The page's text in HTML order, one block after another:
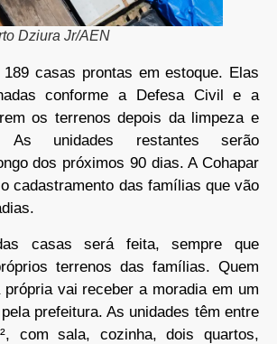
Dziura Jr/AEN
189 casas prontas em estoque. Elas
conforme a Defesa Civil e a
os terrenos depois da limpeza e
As unidades restantes serão
dos próximos 90 dias. A Cohapar
cadastramento das famílias que vão
casas será feita, sempre que
terrenos das famílias. Quem
própria vai receber a moradia em um
prefeitura. As unidades têm entre
com sala, cozinha, dois quartos,